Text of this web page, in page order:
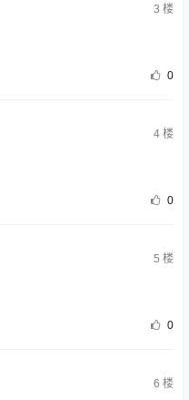
3 楼
0
4楼
0
5 楼
0
6 楼